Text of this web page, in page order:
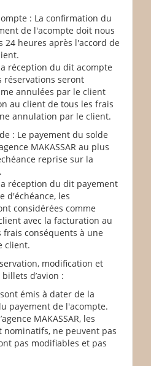
: La confirmation du
de l'acompte doit nous
24 heures après l'accord de
réception du dit acompte
réservations seront
annulées par le client
au client de tous les frais
annulation par le client.
: Le payement du solde
MAKASSAR au plus
reprise sur la
réception du dit payement
d'échéance, les
considérées comme
avec la facturation au
conséquents à une
client.
modification et
d’avion :
émis à dater de la
payement de l'acompte.
MAKASSAR, les
nominatifs, ne peuvent pas
pas modifiables et pas